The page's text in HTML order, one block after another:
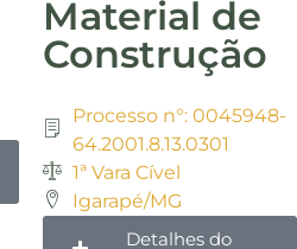
Material de
Construção
Processo n°: 0045948-
64.2001.8.13.0301
1ª Vara Cível
Igarapé/MG
Detalhes do